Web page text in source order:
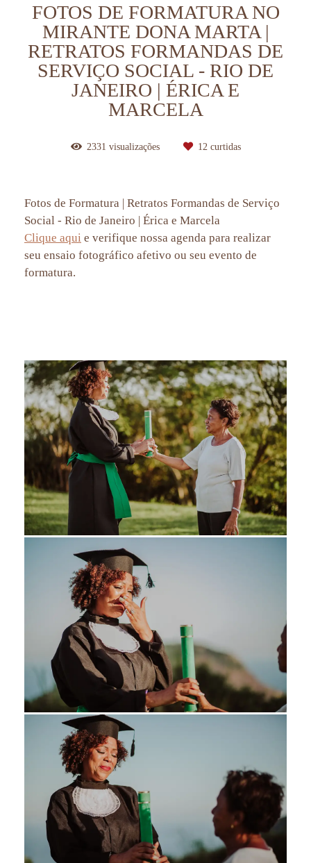
FOTOS DE FORMATURA NO
MIRANTE DONA MARTA |
RETRATOS FORMANDAS DE
SERVIÇO SOCIAL - RIO DE
JANEIRO | ÉRICA E
MARCELA
2331 visualizações 12 curtidas
Fotos de Formatura | Retratos Formandas de Serviço
Social - Rio de Janeiro | Érica e Marcela
Clique aqui e verifique nossa agenda para realizar
seu ensaio fotográfico afetivo ou seu evento de
formatura.